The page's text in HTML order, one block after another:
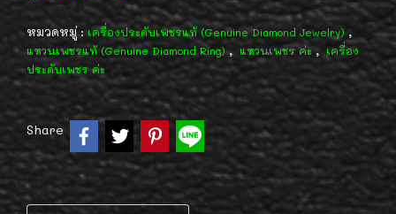
หมวดหมู่ : เครื่องประดับเพชรแท้ (Genuine Diamond Jewelry) ,
แหวนเพชรแท้ (Genuine Diamond Ring), แหวนเพชร ค่ะ , เครื่อง
ประดับเพชร ค่ะ
Share